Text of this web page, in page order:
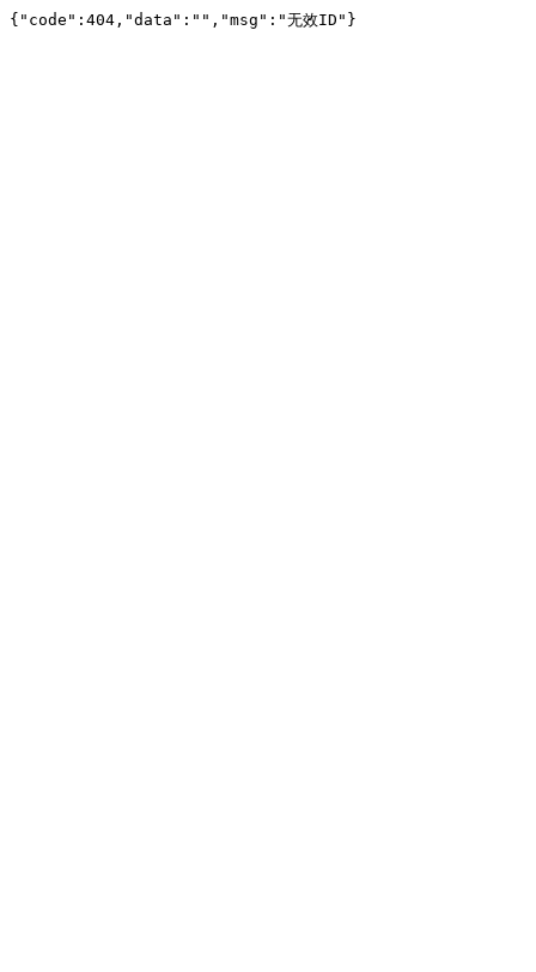
{"code":404,"data":"","msg":"无效ID"}